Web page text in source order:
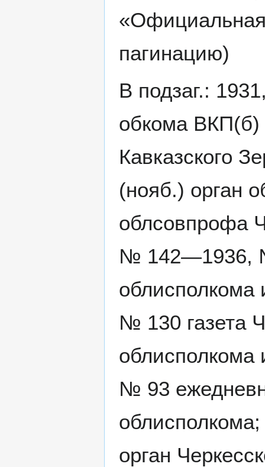
пагинацию)
В подзаг.:
обкома ВКП(б)
Кавказского
(нояб.) орган
облсовпрофа
№ 142—1936,
№ 130 газета
№ 93
орган